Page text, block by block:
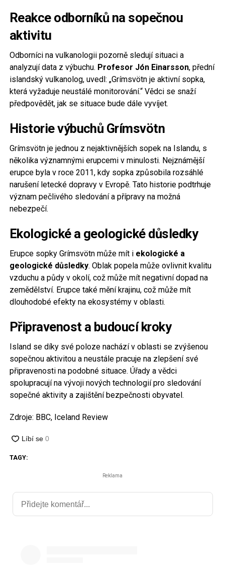
Reakce odborníků na sopečnou
aktivitu
Odborníci na vulkanologii pozorně sledují situaci a
analyzují data z výbuchu. Profesor Jón Einarsson, přední
islandský vulkanolog, uvedl: „Grímsvötn je aktivní sopka,
která vyžaduje neustálé monitorování.“ Vědci se snaží
předpovědět, jak se situace bude dále vyvíjet.
Historie výbuchů Grímsvötn
Grímsvötn je jednou z nejaktivnějších sopek na Islandu, s
několika významnými erupcemi v minulosti. Nejznámější
erupce byla v roce 2011, kdy sopka způsobila rozsáhlé
narušení letecké dopravy v Evropě. Tato historie podtrhuje
význam pečlivého sledování a přípravy na možná
nebezpečí.
Ekologické a geologické důsledky
Erupce sopky Grímsvötn může mít i ekologické a
geologické důsledky. Oblak popela může ovlivnit kvalitu
vzduchu a půdy v okolí, což může mít negativní dopad na
zemědělství. Erupce také mění krajinu, což může mít
dlouhodobé efekty na ekosystémy v oblasti.
Připravenost a budoucí kroky
Island se díky své poloze nachází v oblasti se zvýšenou
sopečnou aktivitou a neustále pracuje na zlepšení své
připravenosti na podobné situace. Úřady a vědci
spolupracují na vývoji nových technologií pro sledování
sopečné aktivity a zajištění bezpečnosti obyvatel.
Zdroje: BBC, Iceland Review
TAGY:
Reklama